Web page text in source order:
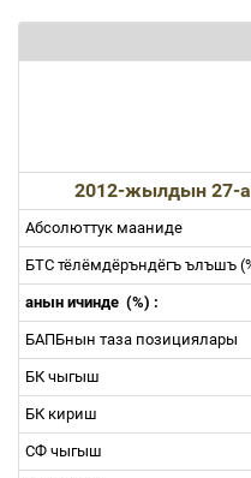
2012-жылдын 27-
Абсолюттук мааниде
БТС тёлёмдёръндёгъ ълъшъ
анын ичинде (%) :
БАПБнын таза позициялары
БК чыгыш
БК кириш
СФ чыгыш